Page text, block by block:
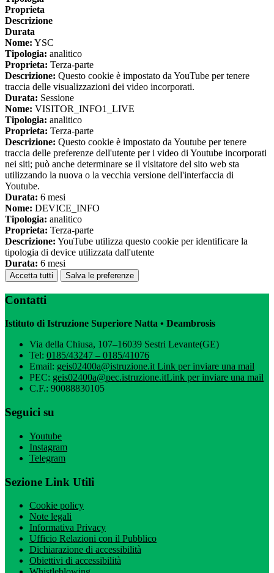
Proprieta
Descrizione
Durata
Nome: YSC
Tipologia: analitico
Proprieta: Terza-parte
Descrizione: Questo cookie è impostato da YouTube per tenere
traccia delle visualizzazioni dei video incorporati.
Durata: Sessione
Nome: VISITOR_INFO1_LIVE
Tipologia: analitico
Proprieta: Terza-parte
Descrizione: Questo cookie è impostato da Youtube per tenere
traccia delle preferenze dell'utente per i video di Youtube incorporati
nei siti; può anche determinare se il visitatore del sito web sta
utilizzando la nuova o la vecchia versione dell'interfaccia di
Youtube.
Durata: 6 mesi
Nome: DEVICE_INFO
Tipologia: analitico
Proprieta: Terza-parte
Descrizione: YouTube utilizza questo cookie per identificare la
tipologia di device utilizzata dall'utente
Durata: 6 mesi
Accetta tutti Salva le preferenze
Contatti
Istituto di Istruzione Superiore Natta • Deambrosis
Via della Chiusa, 107–16039 Sestri Levante(GE)
Tel: 0185/43247 – 0185/41076
Email: geis02400a@istruzione.itLink per inviare una mail
PEC: geis02400a@pec.istruzione.itLink per inviare una mail
C.F.: 90088830105
Seguici su
Youtube
Instagram
Telegram
Sezione Link Utili
Cookie policy
Note legali
Informativa Privacy
Ufficio Relazioni con il Pubblico
Dichiarazione di accessibilità
Obiettivi di accessibilità